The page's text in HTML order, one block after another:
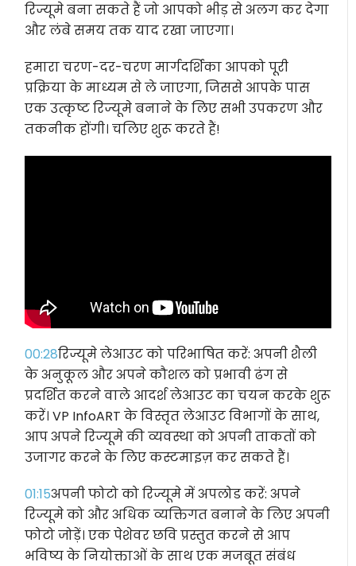
रिज्यूमे बना सकते हैं जो आपको भीड़ से अलग कर देगा
और लंबे समय तक याद रखा जाएगा।
हमारा चरण-दर-चरण मार्गदर्शिका आपको पूरी
प्रक्रिया के माध्यम से ले जाएगा, जिससे आपके पास
एक उत्कृष्ट रिज्यूमे बनाने के लिए सभी उपकरण और
तकनीक होंगी। चलिए शुरू करते हैं!
00:28रिज्यूमे लेआउट को परिभाषित करें: अपनी शैली
के अनुकूल और अपने कौशल को प्रभावी ढंग से
प्रदर्शित करने वाले आदर्श लेआउट का चयन करके शुरू
करें। VP InfoART के विस्तृत लेआउट विभागों के साथ,
आप अपने रिज्यूमे की व्यवस्था को अपनी ताकतों को
उजागर करने के लिए कस्टमाइज़ कर सकते हैं।
01:15अपनी फोटो को रिज्यूमे में अपलोड करें: अपने
रिज्यूमे को और अधिक व्यक्तिगत बनाने के लिए अपनी
फोटो जोड़ें। एक पेशेवर छवि प्रस्तुत करने से आप
भविष्य के नियोक्ताओं के साथ एक मजबूत संबंध